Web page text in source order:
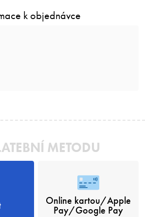
k objednávce
METODU
Online kartou/Apple
Pay/Google Pay